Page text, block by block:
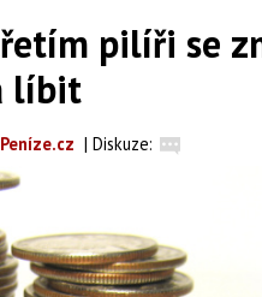
pilíři se
líbit
| Diskuze: